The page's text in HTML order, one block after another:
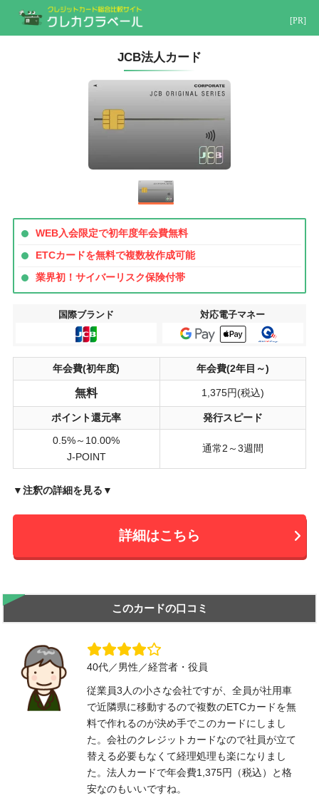
[PR]
JCB法人カード
WEB入会限定で初年度年会費無料
ETCカードを無料で複数枚作成可能
業界初！サイバーリスク保険付帯
国際ブランド 対応電子マネー
年会費(初年度) 年会費(2年目～)
無料 1,375円(税込)
ポイント還元率 発行スピード
0.5%～10.00%
J-POINT
通常2～3週間
▼注釈の詳細を見る▼
詳細はこちら
このカードの口コミ
40代／男性／経営者・役員
従業員3人の小さな会社ですが、全員が社用車
で近隣県に移動するので複数のETCカードを無
料で作れるのが決め手でこのカードにしまし
た。会社のクレジットカードなので社員が立て
替える必要もなくて経理処理も楽になりまし
た。法人カードで年会費1,375円（税込）と格
安なのもいいですね。